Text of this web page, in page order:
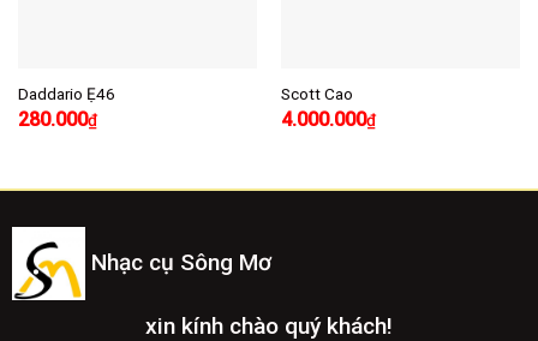
Daddario Ẹ46
280.000₫
Scott Cao
4.000.000₫
Nhạc cụ Sông Mơ
xin kính chào quý khách!